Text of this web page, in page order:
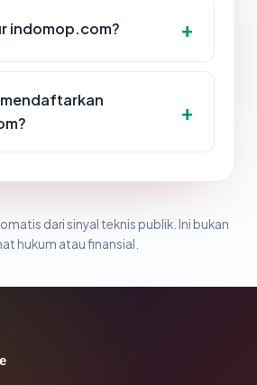
indomop.com?
dari sinyal teknis publik. Ini bukan
hukum atau finansial.